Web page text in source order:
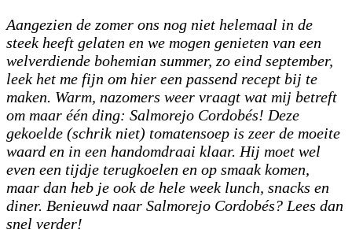
Aangezien de zomer ons nog niet helemaal in de
steek heeft gelaten en we mogen genieten van een
welverdiende bohemian summer, zo eind september,
leek het me fijn om hier een passend recept bij te
maken. Warm, nazomers weer vraagt wat mij betreft
om maar één ding: Salmorejo Cordobés! Deze
gekoelde (schrik niet) tomatensoep is zeer de moeite
waard en in een handomdraai klaar. Hij moet wel
even een tijdje terugkoelen en op smaak komen,
maar dan heb je ook de hele week lunch, snacks en
diner. Benieuwd naar Salmorejo Cordobés? Lees dan
snel verder!